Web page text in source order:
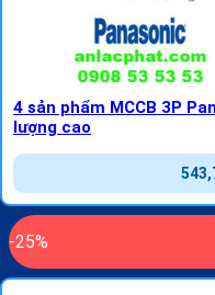
4 sản phẩm MCCB 3P
lượng cao
-25%